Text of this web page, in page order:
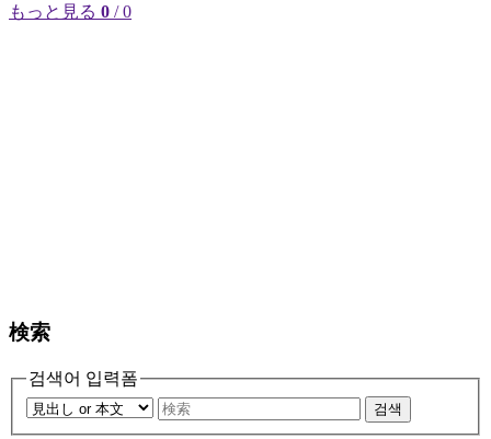
もっと見る 0 / 0
検索
검색어 입력폼
검색